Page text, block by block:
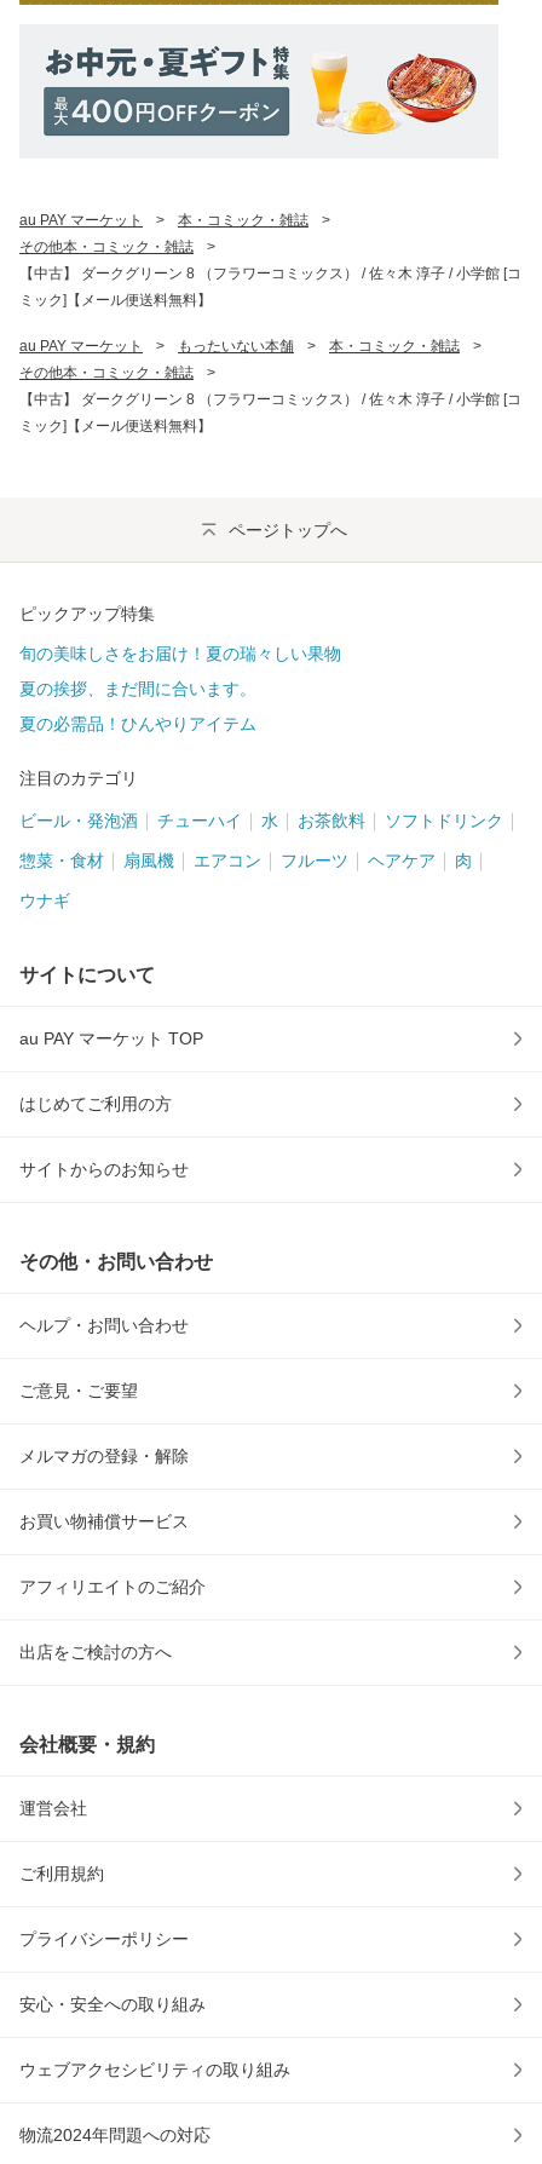
au PAY マーケット > 本・コミック・雑誌
>
その他本・コミック・雑誌
>
【中古】 ダークグリーン 8 （フラワーコミックス） / 佐々木 淳子 / 小学館 [コ
ミック]【メール便送料無料】
au PAY マーケット > もったいない本舗 > 本・コミック・雑誌
>
その他本・コミック・雑誌
>
【中古】 ダークグリーン 8 （フラワーコミックス） / 佐々木 淳子 / 小学館 [コ
ミック]【メール便送料無料】
ページトップへ
ピックアップ特集
旬の美味しさをお届け！夏の瑞々しい果物
夏の挨拶、まだ間に合います。
夏の必需品！ひんやりアイテム
注目のカテゴリ
ビール・発泡酒 チューハイ 水 お茶飲料 ソフトドリンク
惣菜・食材 扇風機 エアコン フルーツ ヘアケア 肉
ウナギ
サイトについて
au PAY マーケット TOP
はじめてご利用の方
サイトからのお知らせ
その他・お問い合わせ
ヘルプ・お問い合わせ
ご意見・ご要望
メルマガの登録・解除
お買い物補償サービス
アフィリエイトのご紹介
出店をご検討の方へ
会社概要・規約
運営会社
ご利用規約
プライバシーポリシー
安心・安全への取り組み
ウェブアクセシビリティの取り組み
物流2024年問題への対応